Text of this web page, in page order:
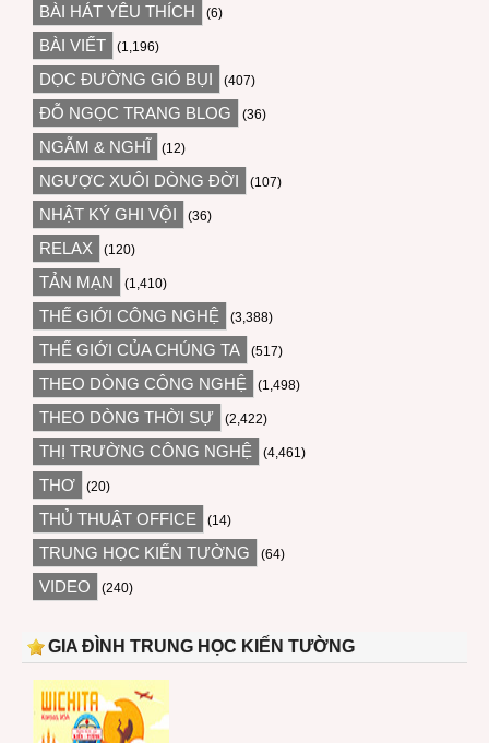
BÀI HÁT YÊU THÍCH (6)
BÀI VIẾT (1,196)
DỌC ĐƯỜNG GIÓ BỤI (407)
ĐỖ NGỌC TRANG BLOG (36)
NGẪM & NGHĨ (12)
NGƯỢC XUÔI DÒNG ĐỜI (107)
NHẬT KÝ GHI VỘI (36)
RELAX (120)
TẢN MẠN (1,410)
THẾ GIỚI CÔNG NGHỆ (3,388)
THẾ GIỚI CỦA CHÚNG TA (517)
THEO DÒNG CÔNG NGHỆ (1,498)
THEO DÒNG THỜI SỰ (2,422)
THỊ TRƯỜNG CÔNG NGHỆ (4,461)
THƠ (20)
THỦ THUẬT OFFICE (14)
TRUNG HỌC KIẾN TƯỜNG (64)
VIDEO (240)
GIA ĐÌNH TRUNG HỌC KIẾN TƯỜNG